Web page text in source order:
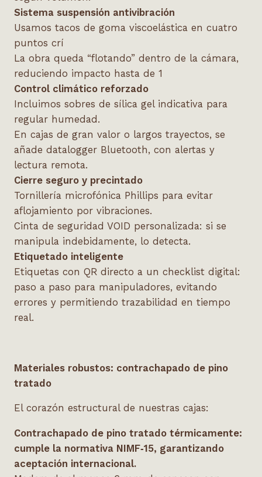
Sistema suspensión antivibración
Usamos tacos de goma viscoelástica en cuatro
puntos crí
La obra queda “flotando” dentro de la cámara,
reduciendo impacto hasta de 1
Control climático reforzado
Incluimos sobres de sílica gel indicativa para
regular humedad.
En cajas de gran valor o largos trayectos, se
añade datalogger Bluetooth, con alertas y
lectura remota.
Cierre seguro y precintado
Tornillería microfónica Phillips para evitar
aflojamiento por vibraciones.
Cinta de seguridad VOID personalizada: si se
manipula indebidamente, lo detecta.
Etiquetado inteligente
Etiquetas con QR directo a un checklist digital:
paso a paso para manipuladores, evitando
errores y permitiendo trazabilidad en tiempo
real.
Materiales robustos: contrachapado de pino
tratado
El corazón estructural de nuestras cajas:
Contrachapado de pino tratado térmicamente:
cumple la normativa NIMF‑15, garantizando
aceptación internacional.